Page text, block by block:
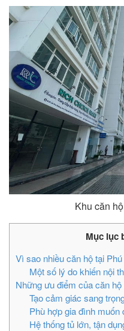
Khu căn
Mục lục
Vì sao nhiều căn hộ tại
Một số lý do khiến nội
Những ưu điểm của căn
Tạo cảm giác sang
Phù hợp gia đình muốn
Hệ thống tủ lớn, tận